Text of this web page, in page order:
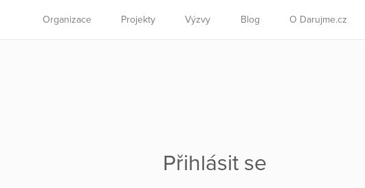
Organizace Projekty Výzvy Blog O Darujme.cz
Přihlásit se